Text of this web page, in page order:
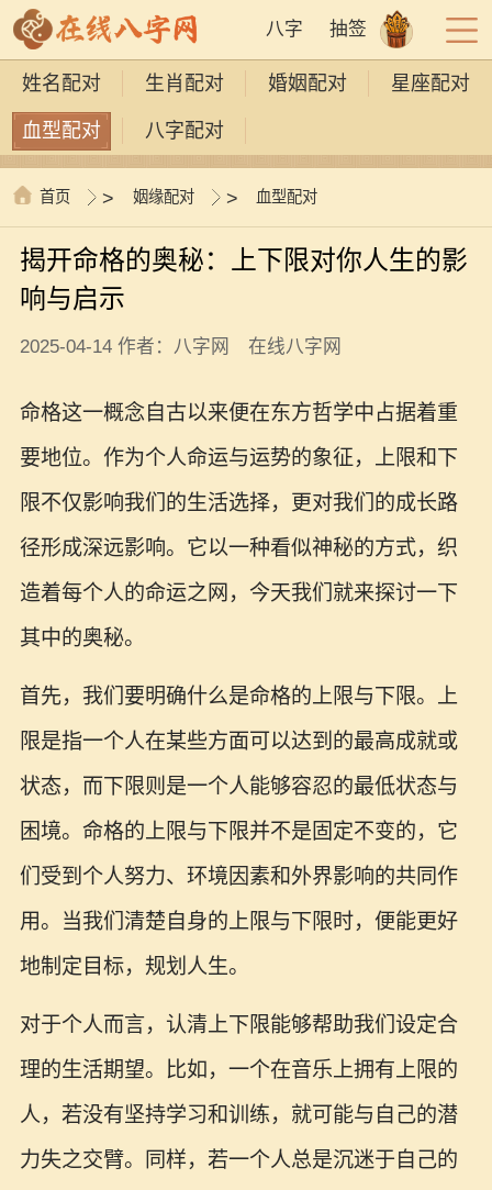
八字 抽签
姓名配对 生肖配对 婚姻配对 星座配对
血型配对 八字配对
首页 > 姻缘配对 > 血型配对
揭开命格的奥秘：上下限对你人生的影
响与启示
2025-04-14 作者：八字网 在线八字网
命格这一概念自古以来便在东方哲学中占据着重
要地位。作为个人命运与运势的象征，上限和下
限不仅影响我们的生活选择，更对我们的成长路
径形成深远影响。它以一种看似神秘的方式，织
造着每个人的命运之网，今天我们就来探讨一下
其中的奥秘。
首先，我们要明确什么是命格的上限与下限。上
限是指一个人在某些方面可以达到的最高成就或
状态，而下限则是一个人能够容忍的最低状态与
困境。命格的上限与下限并不是固定不变的，它
们受到个人努力、环境因素和外界影响的共同作
用。当我们清楚自身的上限与下限时，便能更好
地制定目标，规划人生。
对于个人而言，认清上下限能够帮助我们设定合
理的生活期望。比如，一个在音乐上拥有上限的
人，若没有坚持学习和训练，就可能与自己的潜
力失之交臂。同样，若一个人总是沉迷于自己的